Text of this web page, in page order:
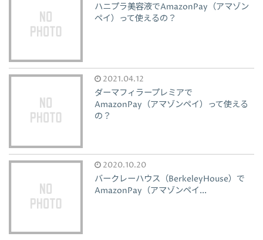
ハニプラ美容液でAmazonPay（アマゾン
ペイ）って使えるの？
2021.04.12
ダーマフィラープレミアで
AmazonPay（アマゾンペイ）って使える
の？
2020.10.20
バークレーハウス（BerkeleyHouse）で
AmazonPay（アマゾンペイ...